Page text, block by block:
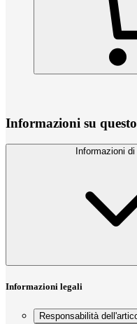
Informazioni su
Informazioni
Informazioni legali
Responsabilità